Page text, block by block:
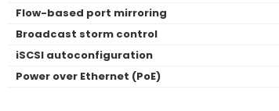
Flow-based port mirroring
Broadcast storm control
iSCSI autoconfiguration
Power over Ethernet (PoE)